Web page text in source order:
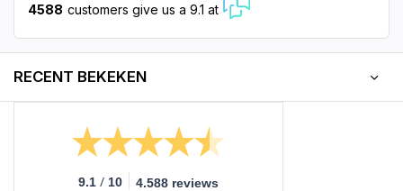
4588 customers give us a 9.1 at
RECENT BEKEKEN
9.1 / 10 4.588 reviews